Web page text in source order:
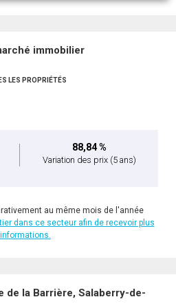
immobilier
LES PROPRIÉTÉS
88,84 %
Variation des prix (5 ans)
au même mois de l'année
dans ce secteur afin de recevoir plus
de la Barrière, Salaberry-de-